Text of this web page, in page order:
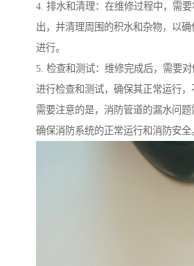
4. 排水和清理：在维修过程中，需
出，并清理周围的积水和杂物，以确
进行。
5. 检查和测试：维修完成后，需要
进行检查和测试，确保其正常运行，
需要注意的是，消防管道的漏水问
确保消防系统的正常运行和消防安全